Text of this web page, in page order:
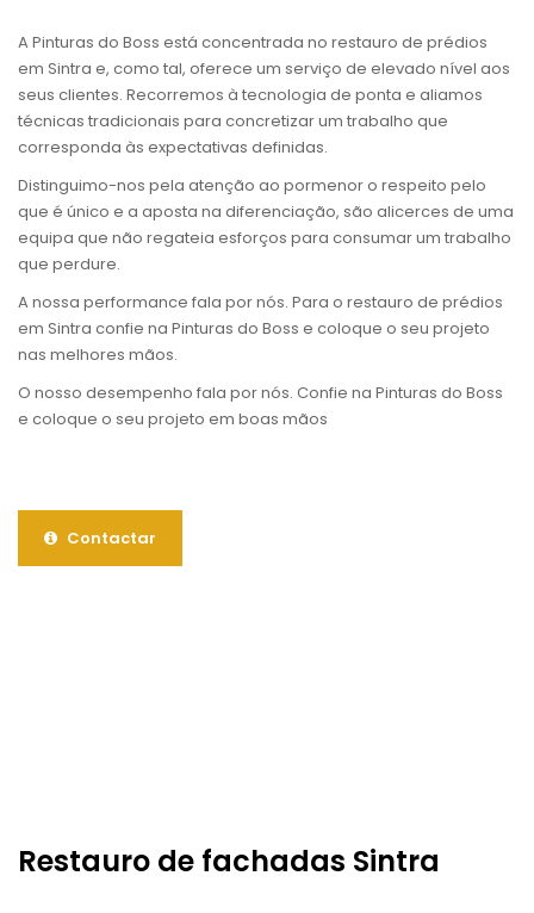
A Pinturas do Boss está concentrada no restauro de prédios
em Sintra e, como tal, oferece um serviço de elevado nível aos
seus clientes. Recorremos à tecnologia de ponta e aliamos
técnicas tradicionais para concretizar um trabalho que
corresponda às expectativas definidas.
Distinguimo-nos pela atenção ao pormenor o respeito pelo
que é único e a aposta na diferenciação, são alicerces de uma
equipa que não regateia esforços para consumar um trabalho
que perdure.
A nossa performance fala por nós. Para o restauro de prédios
em Sintra confie na Pinturas do Boss e coloque o seu projeto
nas melhores mãos.
O nosso desempenho fala por nós. Confie na Pinturas do Boss
e coloque o seu projeto em boas mãos
Contactar
Restauro de fachadas Sintra